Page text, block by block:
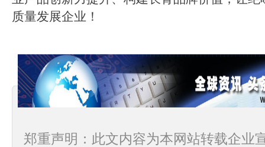
质量发展企业！
郑重声明：此文内容为本网站转载企业